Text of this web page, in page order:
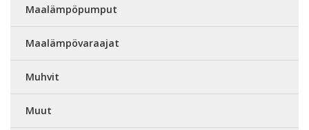
Maalämpöpumput
Maalämpövaraajat
Muhvit
Muut